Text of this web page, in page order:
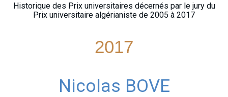
Historique des Prix universitaires décernés par le jury du
Prix universitaire algérianiste de 2005 à 2017
2017
Nicolas BOVE